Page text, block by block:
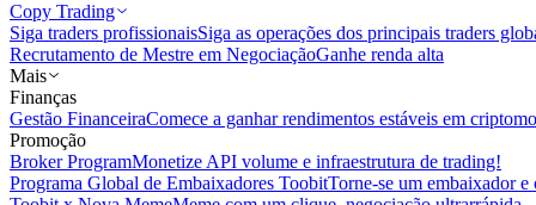
Copy Trading
Siga traders profissionaisSiga as operações dos principais traders
Recrutamento de Mestre em NegociaçãoGanhe renda alta
Mais
Finanças
Gestão FinanceiraComece a ganhar rendimentos estáveis em
Promoção
Broker ProgramMonetize API volume e infraestrutura de trading!
Programa Global de Embaixadores ToobitTorne-se um embaixador